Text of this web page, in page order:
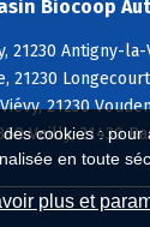
cookies :
en toute
plus et
Biocoop
21230 Antigny-la-
21230
21230
Veilly, 21430